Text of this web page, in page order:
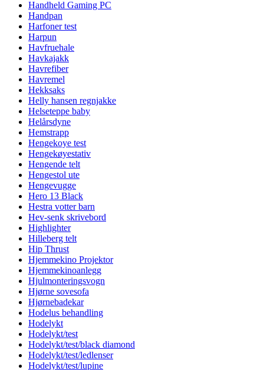
Handheld Gaming PC
Handpan
Harfoner test
Harpun
Havfruehale
Havkajakk
Havrefiber
Havremel
Hekksaks
Helly hansen regnjakke
Helseteppe baby
Helårsdyne
Hemstrapp
Hengekoye test
Hengekøyestativ
Hengende telt
Hengestol ute
Hengevugge
Hero 13 Black
Hestra votter barn
Hev-senk skrivebord
Highlighter
Hilleberg telt
Hip Thrust
Hjemmekino Projektor
Hjemmekinoanlegg
Hjulmonteringsvogn
Hjørne sovesofa
Hjørnebadekar
Hodelus behandling
Hodelykt
Hodelykt/test
Hodelykt/test/black diamond
Hodelykt/test/ledlenser
Hodelykt/test/lupine